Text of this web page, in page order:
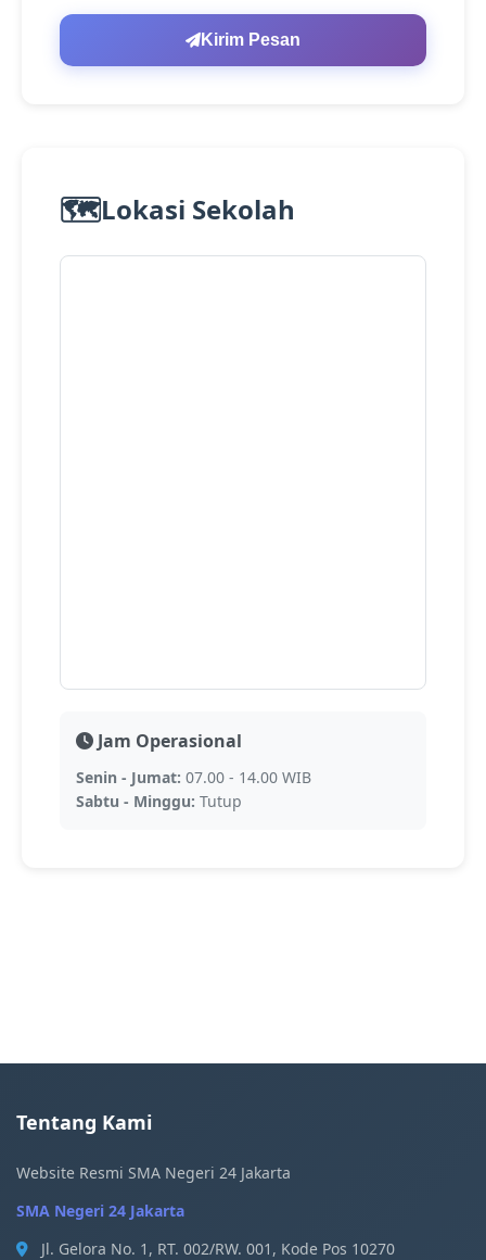
Kirim Pesan
🗺️Lokasi Sekolah
Jam Operasional
Senin - Jumat: 07.00 - 14.00 WIB
Sabtu - Minggu: Tutup
Tentang Kami
Website Resmi SMA Negeri 24 Jakarta
SMA Negeri 24 Jakarta
Jl. Gelora No. 1, RT. 002/RW. 001, Kode Pos 10270